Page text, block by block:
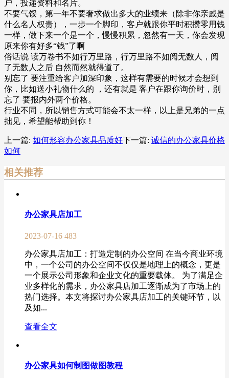
户，投递资料和名片。
不要气馁，第一年不要奢求做出多大的业绩来（除非你亲戚是
什么名人权贵），一步一个脚印，客户就跟你平时积攒零用钱
一样，做下来一个是一个，慢慢积累，忽然有一天，你会发现
原来你有好多“钱”了啊
俗话说 读万卷书不如行万里路，行万里路不如阅无数人，阅
了无数人之后 自然而然就得道了。
别忘了 要注重给客户加深印象，这样有需要的时候才会想到
你，比如送小礼物什么的 ，还有就是 客户在跟你询价时，别
忘了 要报内外两个价格。
行业不同，所以销售方式可能会不太一样，以上是兄弟的一点
拙见，希望能帮助到你！
上一篇: 如何形容办公家具品质好下一篇: 诚信的办公家具价格
如何
相关推荐
办公家具店加工
2023-07-16 483
办公家具店加工：打造定制的办公空间 在当今商业环境
中，一个公司的办公空间不仅仅是地理上的概念，更是
一个展示公司形象和企业文化的重要载体。 为了满足企
业多样化的需求，办公家具店加工逐渐成为了市场上的
热门选择。本文将探讨办公家具店加工的关键环节，以
及如...
查看全文
办公家具如何制图做图教程